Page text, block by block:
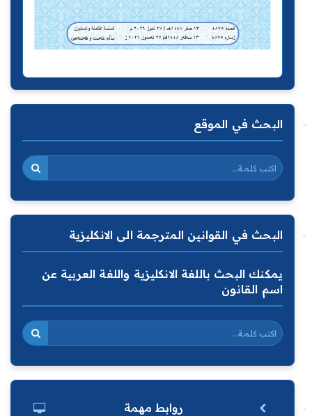
البحث في الموقع
البحث في القوانين المترجمة الى الانكليزية
يمكنك البحث باللغة الانكليزية واللغة العربية عن
اسم القانون
روابط مهمة